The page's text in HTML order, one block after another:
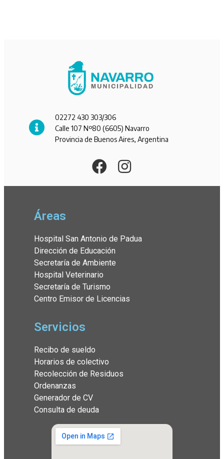
02272 430 303/306
Calle 107 Nº80 (6605) Navarro
Provincia de Buenos Aires, Argentina
Áreas
Hospital San Antonio de Padua
Dirección de Educación
Secretaría de Ambiente
Hospital Veterinario
Secretaría de Turismo
Centro Emisor de Licencias
Servicios
Recibo de sueldo
Horarios de colectivo
Recolección de Residuos
Ordenanzas
Generador de CV
Consulta de deuda